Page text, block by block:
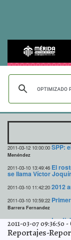
2011-03-12 10:00:00 SPP:
Menéndez
2011-03-10 13:49:46 El
se llama Víctor
2011-03-10 11:42:20 2012
2011-03-10 10:59:22
Barrera Fernandez
2011-03-10 09:53:05 La
2011-03-10 08:25:11 Los
2011-03-07 09:36:50 -
Reportajes-